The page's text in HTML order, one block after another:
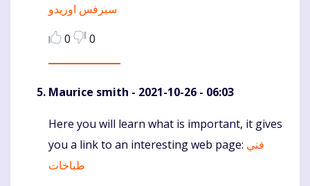
سيرفس اوريدو
0
0
Maurice smith - 2021-10-26 - 06:03
Komentaras
Here you will learn what is important, it gives
you a link to an interesting web page: فني
طباخات